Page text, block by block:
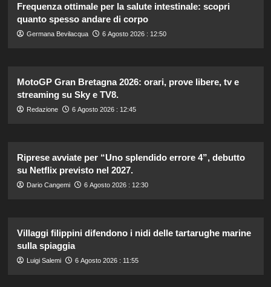
Frequenza ottimale per la salute intestinale: scopri
quanto spesso andare di corpo
Germana Bevilacqua 6 Agosto 2026 : 12:50
MotoGP Gran Bretagna 2026: orari, prove libere, tv e
streaming su Sky e TV8.
Redazione 6 Agosto 2026 : 12:45
Riprese avviate per “Uno splendido errore 4”, debutto
su Netflix previsto nel 2027.
Dario Cangemi 6 Agosto 2026 : 12:30
Villaggi filippini difendono i nidi delle tartarughe marine
sulla spiaggia
Luigi Salemi 6 Agosto 2026 : 11:55